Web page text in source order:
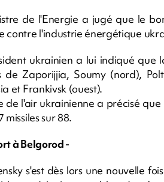
de l'Energie a jugé que le
contre l'industrie énergétique
ukrainien a lui indiqué que
de Zaporijjia, Soumy (nord),
et Frankivsk (ouest).
de l'air ukrainienne a précisé
missiles sur 88.
à Belgorod -
s'est dès lors une nouvelle